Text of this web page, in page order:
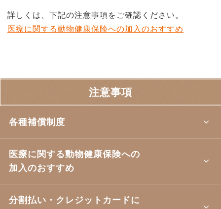
詳しくは、下記の注意事項をご確認ください。
医療に関する動物健康保険への加入のおすすめ
注意事項
各種補償制度
医療に関する動物健康保険への
加入のおすすめ
分割払い・クレジットカードに